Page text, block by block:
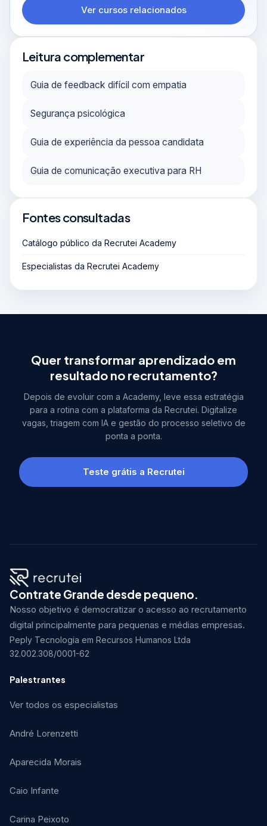
Ver cursos relacionados
Leitura complementar
Guia de feedback difícil com empatia
Segurança psicológica
Guia de experiência da pessoa candidata
Guia de comunicação executiva para RH
Fontes consultadas
Catálogo público da Recrutei Academy
Especialistas da Recrutei Academy
Quer transformar aprendizado em
resultado no recrutamento?
Depois de evoluir com a Academy, leve essa estratégia
para a rotina com a plataforma da Recrutei. Digitalize
vagas, triagem com IA e gestão do processo seletivo de
ponta a ponta.
Teste grátis a Recrutei
Contrate Grande desde pequeno.
Nosso objetivo é democratizar o acesso ao recrutamento
digital principalmente para pequenas e médias empresas.
Peply Tecnologia em Recursos Humanos Ltda
32.002.308/0001-62
Palestrantes
Ver todos os especialistas
André Lorenzetti
Aparecida Morais
Caio Infante
Carina Peixoto